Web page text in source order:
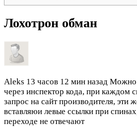
Лохотрон обман
Aleks 13 часов 12 мин назад Можно
через инспектор кода, при каждом
запрос на сайт производителя, эти
вставляюи левые ссылки при
переходе не отвечают